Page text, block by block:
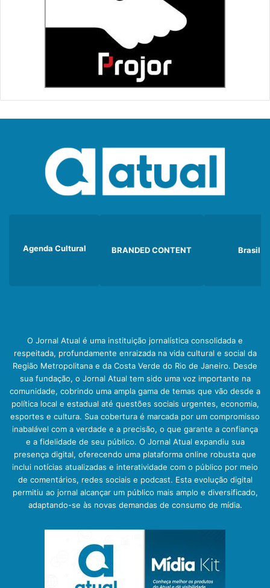
Agenda Cultural BRANDED CONTENT Brasil
O Jornal Atual é uma instituição jornalística consolidada e
respeitada, profundamente enraizada na vida cultural e social da
Região Metropolitana e da Costa Verde do Rio de Janeiro. Desde
sua fundação, o Jornal Atual tem sido uma voz importante na
comunidade, cobrindo uma ampla gama de temas que vão desde a
política local e estadual até questões sociais urgentes, economia,
esportes e cultura. Sua cobertura é marcada por um compromisso
inabalável com a verdade e a precisão, o que garante a confiança
e a fidelidade de seu público. O Jornal Atual expandiu sua
presença digital, oferecendo uma plataforma online robusta que
inclui notícias atualizadas e interatividade com o público por meio
de comentários, redes sociais e podcast. Esta evolução digital
permitiu ao jornal alcançar um público mais amplo e diversificado,
adaptando-se às novas demandas de consumo de mídia.